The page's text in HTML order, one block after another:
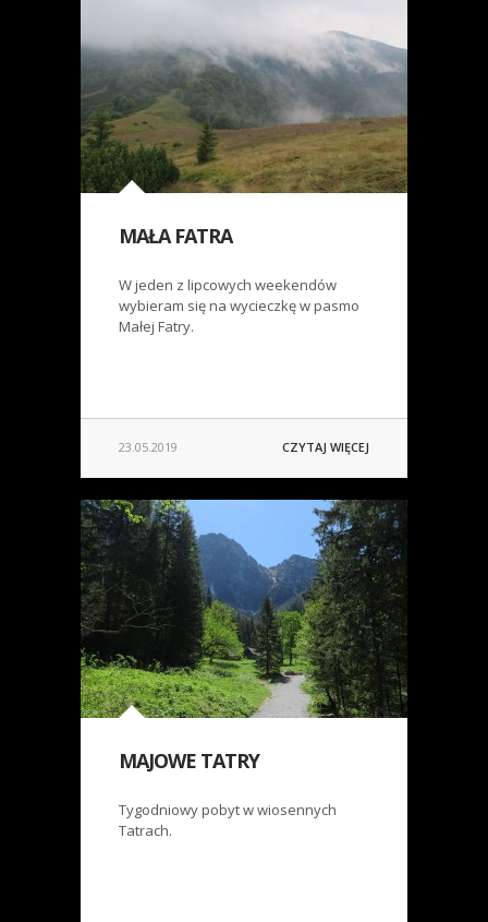
MAŁA FATRA
W jeden z lipcowych weekendów
wybieram się na wycieczkę w pasmo
Małej Fatry.
23.05.2019 CZYTAJ WIĘCEJ
MAJOWE TATRY
Tygodniowy pobyt w wiosennych
Tatrach.